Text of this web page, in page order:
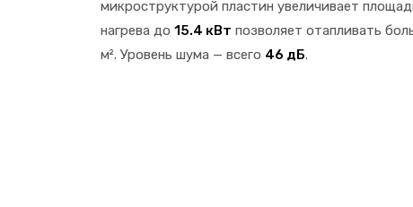
микроструктурой пластин увеличивает
нагрева до 15.4 кВт позволяет отапливать
м². Уровень шума — всего 46 дБ.